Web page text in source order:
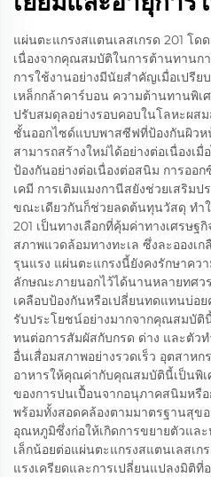
แผ่นตะแกรงสแตนเลสเกรด 201 โ
เนื่องจากคุณสมบัติในการต้านทานก
การใช้งานอย่างมีนัยสำคัญเมื่อเปรีย
เหล็กกล้าคาร์บอน ความต้านทานพิเ
ปรับสมดุลอย่างรอบคอบในโลหะผสม
ชั้นออกไซด์แบบพาสซีฟที่ป้องกันผิวห
สามารถสร้างใหม่ได้อย่างต่อเนื่องเมื่
ป้องกันอย่างต่อเนื่องต่อสนิม การออ
เคมี การเติมแมงกานีสยังช่วยเสริม
ขณะเดียวกันก็ช่วยลดต้นทุนวัสดุ ทำ
201 เป็นทางเลือกที่คุ้มค่าทางเศรษฐ
สภาพแวดล้อมทางทะเล ซึ่งละอองเ
รุนแรง แผ่นตะแกรงนี้ยังคงรักษาคว
ลักษณะภายนอกไว้ได้นานหลายทศว
เคลือบป้องกันหรือเปลี่ยนทดแทนบ่อ
รับประโยชน์อย่างมากจากคุณสมบัติ
ทนต่อการสัมผัสกับกรด ด่าง และตัว
อื่นเสื่อมสภาพอย่างรวดเร็ว อุตสาห
อาหารให้คุณค่ากับคุณสมบัตินี้เป็นพิเ
ของการปนเปื้อนจากอนุภาคสนิมหรื
พร้อมทั้งสอดคล้องตามมาตรฐานสุข
อุณหภูมิซึ่งก่อให้เกิดการขยายตัวแล
เล็กน้อยต่อแผ่นตะแกรงสแตนเลสเก
แรงเครียดและการเปลี่ยนแปลงมิติ